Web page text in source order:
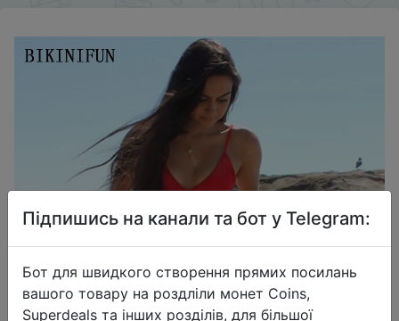
Підпишись на канали та бот у Telegram:
Бот для швидкого створення прямих посилань
вашого товару на роздліли монет Coins,
Superdeals та інших розділів, для більшої